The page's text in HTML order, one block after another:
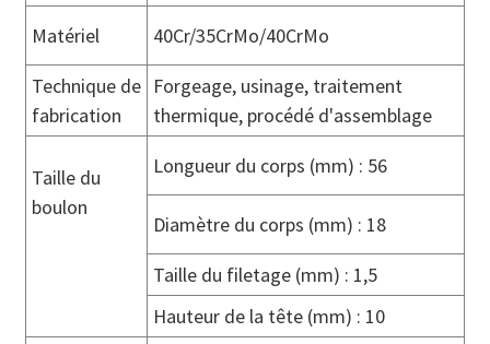
Matériel
40Cr/35CrMo/40CrMo
Technique de
fabrication
Forgeage, usinage, traitement
thermique, procédé d'assemblage
Taille du
boulon
Longueur du corps (mm) : 56
Diamètre du corps (mm) : 18
Taille du filetage (mm) : 1,5
Hauteur de la tête (mm) : 10